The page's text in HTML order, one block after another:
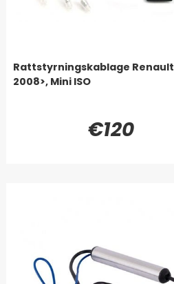
Rattstyrningskablage Renault
2008>, Mini ISO
€120